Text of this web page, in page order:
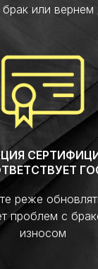
или вернем
реже
проблем с
износом